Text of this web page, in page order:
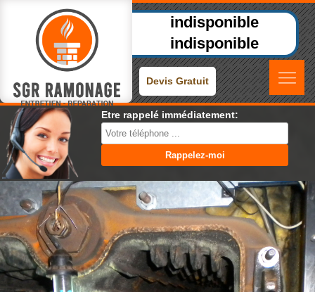
indisponible
indisponible
Devis Gratuit
Etre rappelé immédiatement: